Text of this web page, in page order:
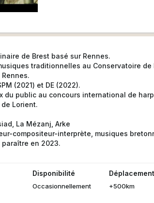
de Brest basé sur Rennes.
traditionnelles au Conservatoire de
(2021) et DE (2022).
du public au concours international de
Lorient.
La Mézanj, Arke
compositeur-interprète, musiques
paraître en 2023.
Disponibilité
Occasionnellement
Déplacement
+500km